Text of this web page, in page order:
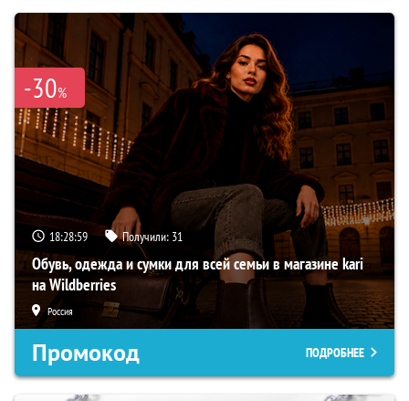
-30%
18:28:58 Получили: 31
Обувь, одежда и сумки для всей семьи в магазине kari
на Wildberries
Россия
Промокод ПОДРОБНЕЕ